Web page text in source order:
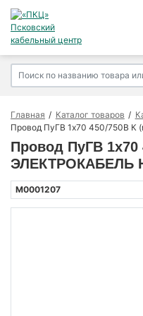
Главная Каталог товаров
Провод ПуГВ 1х70 450/750В
Провод ПуГВ 1х70
ЭЛЕКТРОКАБЕЛЬ
M0001207